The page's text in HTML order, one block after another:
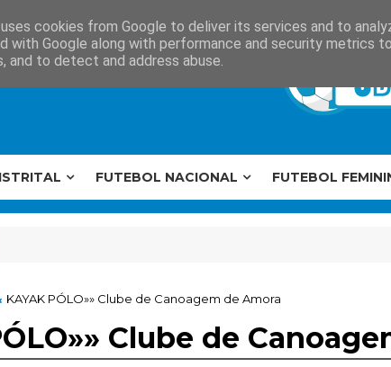
FUTEBOL NACIONAL FUTEBOL
KAYAK PÓLO»» Clube de Canoagem de Amora
Clube de
cookies from Google to deliver its services and to
with Google along with performance and security metrics
and to detect and address abuse.